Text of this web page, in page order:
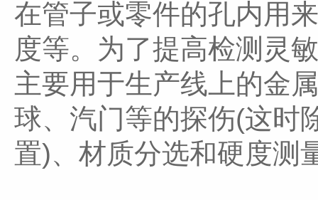
在管子或零件的孔内用
度等。为了提高检测灵
主要用于生产线上的金
球、汽门等的探伤(这时
置)、材质分选和硬度测